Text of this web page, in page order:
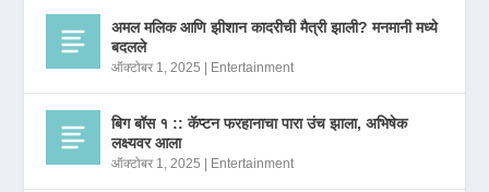
अमल मलिक आणि झीशान कादरीची मैत्री झाली? मनमानी मध्ये
बदलले
ऑक्टोबर 1, 2025 | Entertainment
बिग बॉस १ :: कॅप्टन फरहानाचा पारा उंच झाला, अभिषेक
लक्ष्यवर आला
ऑक्टोबर 1, 2025 | Entertainment